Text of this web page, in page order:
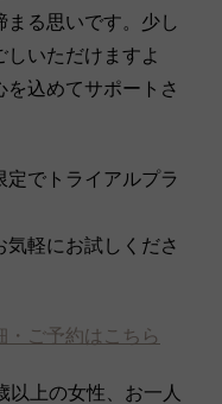
まる思いです。少し
いただけますよ
を込めてサポートさ
定でトライアルプラ
軽にお試しくださ
・ご予約はこちら
以上の女性、お一人